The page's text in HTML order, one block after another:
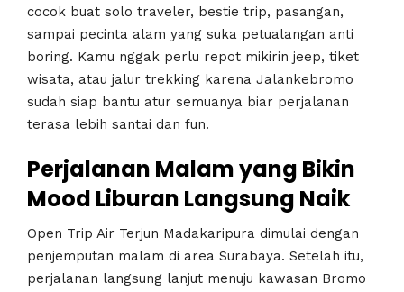
cocok buat solo traveler, bestie trip, pasangan,
sampai pecinta alam yang suka petualangan anti
boring. Kamu nggak perlu repot mikirin jeep, tiket
wisata, atau jalur trekking karena Jalankebromo
sudah siap bantu atur semuanya biar perjalanan
terasa lebih santai dan fun.
Perjalanan Malam yang Bikin
Mood Liburan Langsung Naik
Open Trip Air Terjun Madakaripura dimulai dengan
penjemputan malam di area Surabaya. Setelah itu,
perjalanan langsung lanjut menuju kawasan Bromo